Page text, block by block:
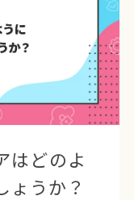
はどのよ
ょうか？